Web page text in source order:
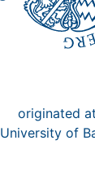
originated
University of